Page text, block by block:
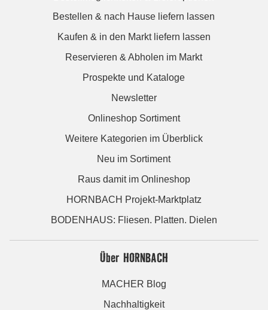
Bestellen & nach Hause liefern lassen
Kaufen & in den Markt liefern lassen
Reservieren & Abholen im Markt
Prospekte und Kataloge
Newsletter
Onlineshop Sortiment
Weitere Kategorien im Überblick
Neu im Sortiment
Raus damit im Onlineshop
HORNBACH Projekt-Marktplatz
BODENHAUS: Fliesen. Platten. Dielen
Über HORNBACH
MACHER Blog
Nachhaltigkeit